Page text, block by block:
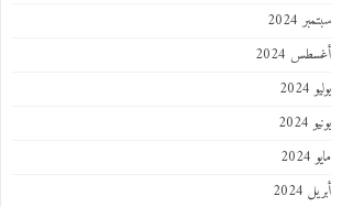
سبتمبر 2024
أغسطس 2024
يوليو 2024
يونيو 2024
مايو 2024
أبريل 2024